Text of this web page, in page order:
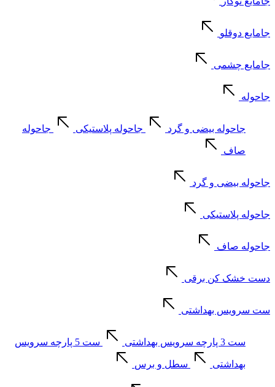
جامایع دوقلو
جامایع چشمی
جاحوله
جاحوله بیضی و گرد جاحوله پلاستیکی جاحوله
صاف
جاحوله بیضی و گرد
جاحوله پلاستیکی
جاحوله صاف
دست خشک کن برقی
ست سرویس بهداشتی
ست 3 پارچه سرویس بهداشتی ست 5 پارچه سرویس
بهداشتی سطل و برس